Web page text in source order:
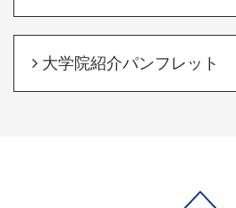
大学院紹介パンフレット